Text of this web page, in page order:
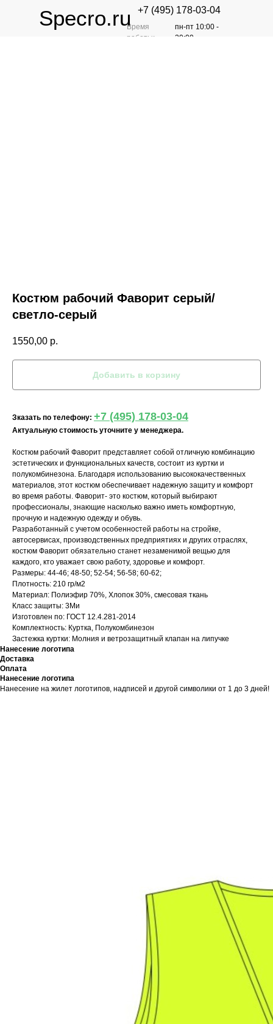
Время
работы:
пн-пт 10:00 -
20:00
+7 (495) 178-03-04
Specro.ru
Костюм рабочий Фаворит серый/
светло-серый
1550,00 р.
Добавить в корзину
Зказать по телефону: +7 (495) 178-03-04
Актуальную стоимость уточните у менеджера.
Костюм рабочий Фаворит представляет собой отличную комбинацию
эстетических и функциональных качеств, состоит из куртки и
полукомбинезона. Благодаря использованию высококачественных
материалов, этот костюм обеспечивает надежную защиту и комфорт
во время работы. Фаворит- это костюм, который выбирают
профессионалы, знающие насколько важно иметь комфортную,
прочную и надежную одежду и обувь.
Разработанный с учетом особенностей работы на стройке,
автосервисах, производственных предприятиях и других отраслях,
костюм Фаворит обязательно станет незаменимой вещью для
каждого, кто уважает свою работу, здоровье и комфорт.
Размеры: 44-46; 48-50; 52-54; 56-58; 60-62;
Плотность: 210 гр/м2
Материал: Полиэфир 70%, Хлопок 30%, смесовая ткань
Класс защиты: 3Ми
Изготовлен по: ГОСТ 12.4.281-2014
Комплектность: Куртка, Полукомбинезон
Застежка куртки: Молния и ветрозащитный клапан на липучке
Нанесение логотипа
Доставка
Оплата
Нанесение логотипа
Нанесение на жилет логотипов, надписей и другой символики от 1 до 3 дней!